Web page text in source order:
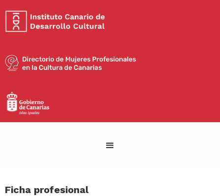
Ficha profesional